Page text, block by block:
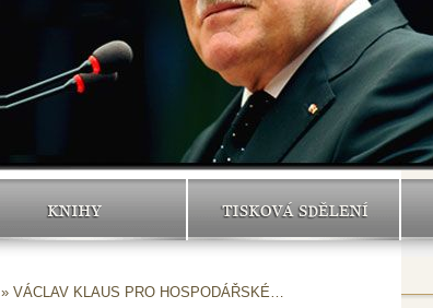
KNIHY TISKOVÁ SDĚLENÍ
» VÁCLAV KLAUS PRO HOSPODÁŘSKÉ…